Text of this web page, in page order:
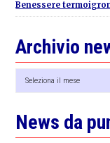
Benessere
Archivio
news
News da